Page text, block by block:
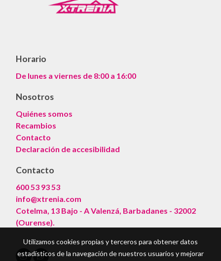
Horario
De lunes a viernes de 8:00 a 16:00
Nosotros
Quiénes somos
Recambios
Contacto
Declaración de accesibilidad
Contacto
600 53 93 53
info@xtrenia.com
Cotelma, 13 Bajo - A Valenzá, Barbadanes - 32002
(Ourense).
Utilizamos cookies propias y terceros para obtener datos
estadísticos de la navegación de nuestros usuarios y mejorar